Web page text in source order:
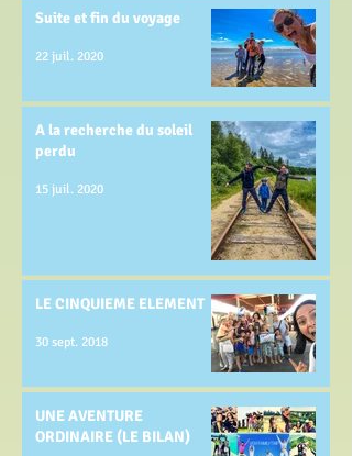
Suite et fin du voyage
22 juil. 2020
A la recherche du soleil
perdu
15 juil. 2020
LE CINQUIEME ELEMENT
30 sept. 2018
UNE AVENTURE
ORDINAIRE (LE BILAN)